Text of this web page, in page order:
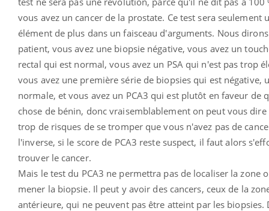
vous avez un cancer de la prostate. Ce test sera seulement
élément de plus dans un faisceau d'arguments. Nous
patient, vous avez une biopsie négative, vous avez un
rectal qui est normal, vous avez un PSA qui n'est pas trop
vous avez une première série de biopsies qui est négative,
normale, et vous avez un PCA3 qui est plutôt en faveur de
chose de bénin, donc vraisemblablement on peut vous dire
trop de risques de se tromper que vous n'avez pas de
l'inverse, si le score de PCA3 reste suspect, il faut alors
trouver le cancer.
Mais le test du PCA3 ne permettra pas de localiser la zone
mener la biopsie. Il peut y avoir des cancers, ceux de la
antérieure, qui ne peuvent pas être atteint par les biopsies.